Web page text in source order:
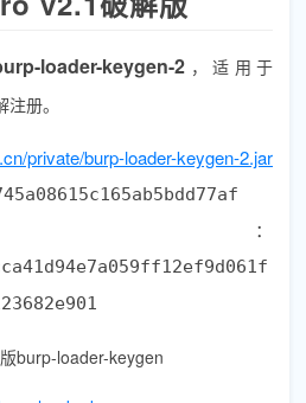
loader-keygen-2 ，适用于
注册。
private/burp-loader-keygen-2.jar
：